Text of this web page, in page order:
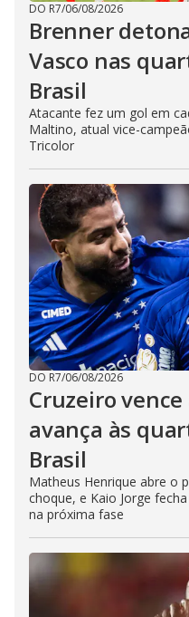
DO R7/06/08/2026
Brenner
Vasco nas
Brasil
Atacante fez um gol em
Maltino, atual vice-
Tricolor
DO R7/06/08/2026
Cruzeiro
avança às
Brasil
Matheus Henrique abre o
choque, e Kaio Jorge
na próxima fase